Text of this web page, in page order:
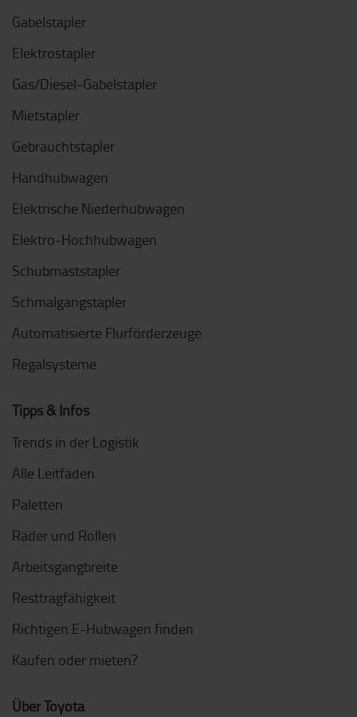
Gabelstapler
Elektrostapler
Gas/Diesel-Gabelstapler
Mietstapler
Gebrauchtstapler
Handhubwagen
Elektrische Niederhubwagen
Elektro-Hochhubwagen
Schubmaststapler
Schmalgangstapler
Automatisierte Flurförderzeuge
Regalsysteme
Tipps & Infos
Trends in der Logistik
Alle Leitfäden
Paletten
Räder und Rollen
Arbeitsgangbreite
Resttragfähigkeit
Richtigen E-Hubwagen finden
Kaufen oder mieten?
Über Toyota